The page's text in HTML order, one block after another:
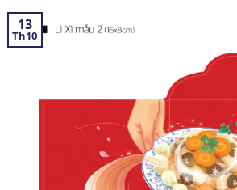
13
Th10